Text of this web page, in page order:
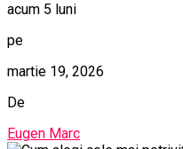
acum 5 luni
pe
martie 19, 2026
De
Eugen Marc